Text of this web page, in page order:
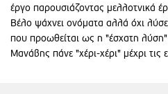
έργο παρουσιάζοντας μελλοτνικά
Βέλο ψάχνει ονόματα αλλά όχι
που προωθείται ως η "έσχατη λύση"
Μανάβης πάνε "χέρι-χέρι" μέχρι τις